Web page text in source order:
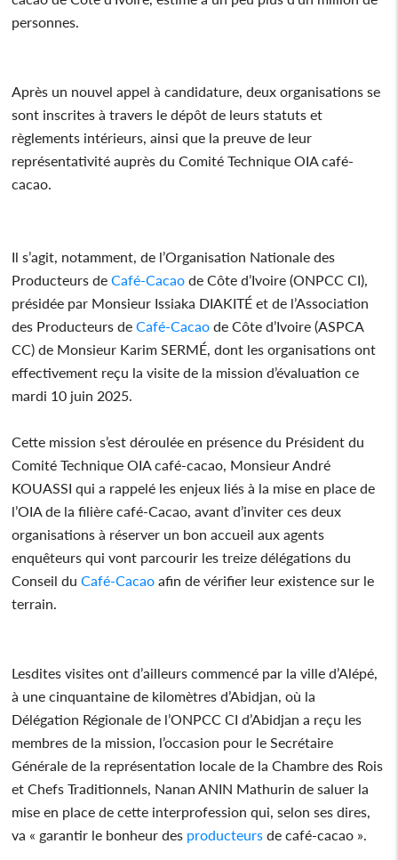
personnes.
Après un nouvel appel à candidature, deux organisations se
sont inscrites à travers le dépôt de leurs statuts et
règlements intérieurs, ainsi que la preuve de leur
représentativité auprès du Comité Technique OIA café-
cacao.
Il s’agit, notamment, de l’Organisation Nationale des
Producteurs deCafé-Cacao de Côte d’Ivoire (ONPCC CI),
présidée par Monsieur Issiaka DIAKITÉ et de l’Association
des Producteurs deCafé-Cacao de Côte d’Ivoire (ASPCA
CC) de Monsieur Karim SERMÉ, dont les organisations ont
effectivement reçu la visite de la mission d’évaluation ce
mardi 10 juin 2025.
Cette mission s’est déroulée en présence du Président du
Comité Technique OIA café-cacao, Monsieur André
KOUASSI qui a rappelé les enjeux liés à la mise en place de
l’OIA de la filière café-Cacao, avant d’inviter ces deux
organisations à réserver un bon accueil aux agents
enquêteurs qui vont parcourir les treize délégations du
Conseil duCafé-Cacao afin de vérifier leur existence sur le
terrain.
Lesdites visites ont d’ailleurs commencé par la ville d’Alépé,
à une cinquantaine de kilomètres d’Abidjan, où la
Délégation Régionale de l’ONPCC CI d’Abidjan a reçu les
membres de la mission, l’occasion pour le Secrétaire
Générale de la représentation locale de la Chambre des Rois
et Chefs Traditionnels, Nanan ANIN Mathurin de saluer la
mise en place de cette interprofession qui, selon ses dires,
va « garantir le bonheur des producteurs de café-cacao ».